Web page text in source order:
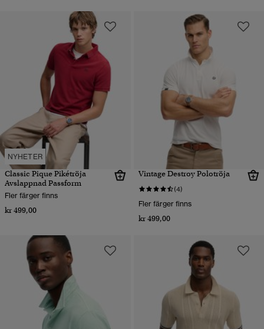
NYHETER
Classic Pique Pikétröja
Avslappnad Passform
Fler färger finns
kr 499,00
Vintage Destroy Polotröja
(4)
Fler färger finns
kr 499,00